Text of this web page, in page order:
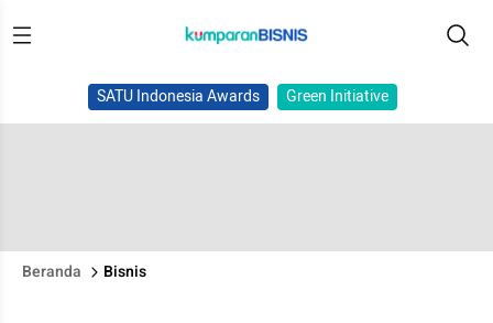
SATU Indonesia Awards Green Initiative
Beranda Bisnis